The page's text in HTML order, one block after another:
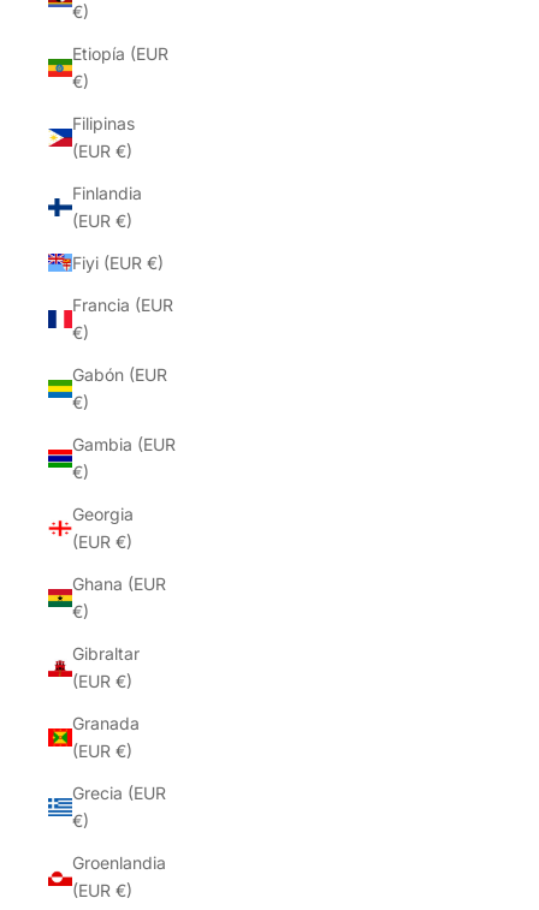
€)
Etiopía (EUR
€)
Filipinas
(EUR €)
Finlandia
(EUR €)
Fiyi (EUR €)
Francia (EUR
€)
Gabón (EUR
€)
Gambia (EUR
€)
Georgia
(EUR €)
Ghana (EUR
€)
Gibraltar
(EUR €)
Granada
(EUR €)
Grecia (EUR
€)
Groenlandia
(EUR €)